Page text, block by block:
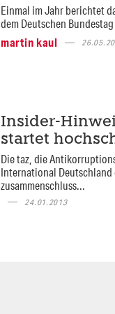
Einmal im Jahr berichtet
dem Deutschen
martin kaul
Insider-
startet
Die taz, die
International Deutschland
zusammenschluss...
24.01.2013